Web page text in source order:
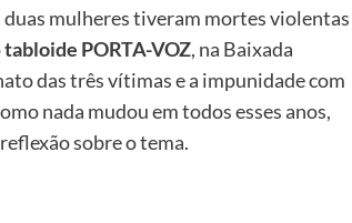
mulheres tiveram mortes violentas
tabloide PORTA-VOZ, na Baixada
das três vítimas e a impunidade com
nada mudou em todos esses anos,
sobre o tema.